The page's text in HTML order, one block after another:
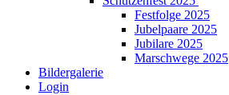
Festfolge 2025
Jubelpaare 2025
Jubilare 2025
Marschwege 2025
Bildergalerie
Login